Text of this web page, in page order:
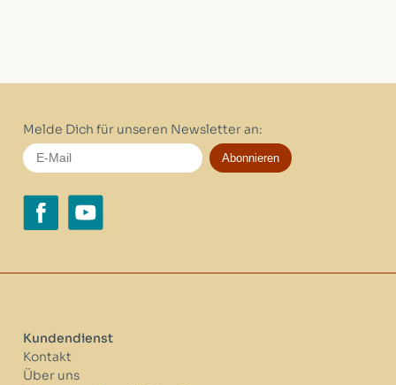
Melde Dich für unseren Newsletter an:
Abonnieren
Kundendienst
Kontakt
Über uns